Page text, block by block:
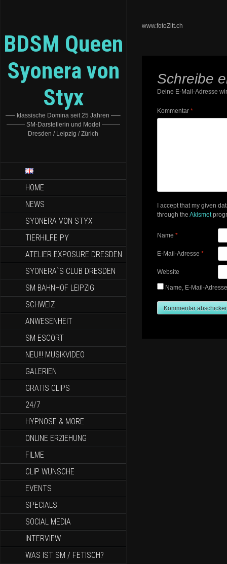
BDSM Queen
Syonera von
Styx
—– klassische Domina seit 25 Jahren —–
——— SM-Darstellerin und Model ———
Dresden / Leipzig / Zürich
HOME
NEWS
SYONERA VON STYX
TIERHILFE PY
ATELIER EXPOSURE DRESDEN
SYONERA`S CLUB DRESDEN
SM BAHNHOF LEIPZIG
SCHWEIZ
ANWESENHEIT
SM ESCORT
NEU!!! MUSIKVIDEO
GALERIEN
GRATIS CLIPS
24/7
HYPNOSE & MORE
ONLINE ERZIEHUNG
FILME
CLIP WÜNSCHE
EVENTS
SPECIALS
SOCIAL MEDIA
INTERVIEW
WAS IST SM / FETISCH?
www.fotoZitt.ch
Schreibe
Deine E-Mail-Adresse
Kommentar *
I accept that my given
through the Akismet
Name *
E-Mail-Adresse *
Website
Name, E-Mail-